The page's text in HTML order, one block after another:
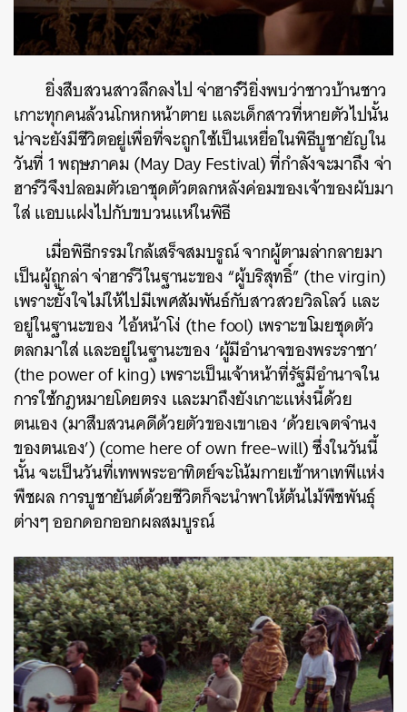
ยิ่งสืบสวนสาวลึกลงไป จ่าฮาร์วียิ่งพบว่าชาวบ้านชาว
เกาะทุกคนล้วนโกหกหน้าตาย และเด็กสาวที่หายตัวไปนั้น
น่าจะยังมีชีวิตอยู่เพื่อที่จะถูกใช้เป็นเหยื่อในพิธีบูชายัญใน
วันที่ 1 พฤษภาคม (May Day Festival) ที่กำลังจะมาถึง จ่า
ฮาร์วีจึงปลอมตัวเอาชุดตัวตลกหลังค่อมของเจ้าของผับมา
ใส่ แอบแฝงไปกับขบวนแห่ในพิธี
เมื่อพิธีกรรมใกล้เสร็จสมบรูณ์ จากผู้ตามล่ากลายมา
เป็นผู้ถูกล่า จ่าฮาร์วีในฐานะของ “ผู้บริสุทธิ์” (the virgin)
เพราะยั้งใจไม่ให้ไปมีเพศสัมพันธ์กับสาวสวยวิลโลว์ และ
อยู่ในฐานะของ ‘ไอ้หน้าโง่ (the fool) เพราะขโมยชุดตัว
ตลกมาใส่ และอยู่ในฐานะของ ‘ผู้มีอำนาจของพระราชา’
(the power of king) เพราะเป็นเจ้าหน้าที่รัฐมีอำนาจใน
การใช้กฎหมายโดยตรง และมาถึงยังเกาะแห่งนี้ด้วย
ตนเอง (มาสืบสวนคดีด้วยตัวของเขาเอง ‘ด้วยเจตจำนง
ของตนเอง’) (come here of own free-will) ซึ่งในวันนี้
นั้น จะเป็นวันที่เทพพระอาทิตย์จะโน้มกายเข้าหาเทพีแห่ง
พืชผล การบูชายันต์ด้วยชีวิตก็จะนำพาให้ต้นไม้พืชพันธุ์
ต่างๆ ออกดอกออกผลสมบูรณ์